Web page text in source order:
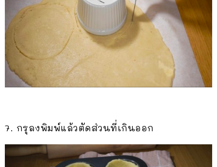
7. กรุลงพิมพ์แล้วตัดส่วนที่เกินออก